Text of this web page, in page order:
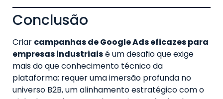
Conclusão
Criar campanhas de Google Ads eficazes para
empresas industriaisé um desafio que exige
mais do que conhecimento técnico da
plataforma; requer uma imersão profunda no
universo B2B, um alinhamento estratégico com o